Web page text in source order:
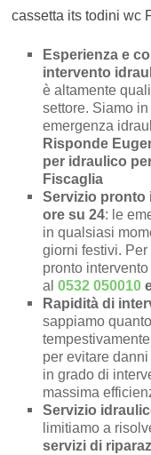
cassetta its todini wc
Esperienza e
intervento
è altamente
settore. Siamo
emergenza
Risponde
per idraulico
Fiscaglia
Servizio pronto
ore su 24: le
in qualsiasi
giorni festivi.
pronto
al0532 050010
Rapidità di
sappiamo
tempestivamente
per evitare
in grado di
massima
Servizio
limitiamo a
servizi di